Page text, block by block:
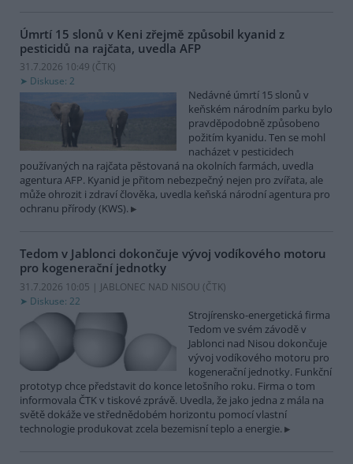
Úmrtí 15 slonů v Keni zřejmě způsobil kyanid z
pesticidů na rajčata, uvedla AFP
31.7.2026 10:49 (ČTK)
Diskuse: 2
Nedávné úmrtí 15 slonů v
keňském národním parku bylo
pravděpodobně způsobeno
požitím kyanidu. Ten se mohl
nacházet v pesticidech
používaných na rajčata pěstovaná na okolních farmách, uvedla
agentura AFP. Kyanid je přitom nebezpečný nejen pro zvířata, ale
může ohrozit i zdraví člověka, uvedla keňská národní agentura pro
ochranu přírody (KWS).
Tedom v Jablonci dokončuje vývoj vodíkového motoru
pro kogenerační jednotky
31.7.2026 10:05 | JABLONEC NAD NISOU (ČTK)
Diskuse: 22
Strojírensko-energetická firma
Tedom ve svém závodě v
Jablonci nad Nisou dokončuje
vývoj vodíkového motoru pro
kogenerační jednotky. Funkční
prototyp chce představit do konce letošního roku. Firma o tom
informovala ČTK v tiskové zprávě. Uvedla, že jako jedna z mála na
světě dokáže ve střednědobém horizontu pomocí vlastní
technologie produkovat zcela bezemisní teplo a energie.